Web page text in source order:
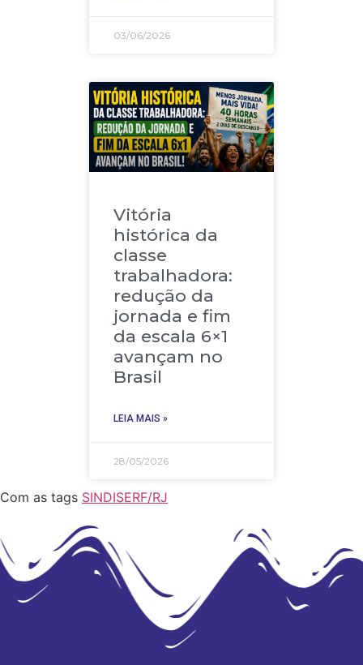
03/06/2026
Vitória
histórica da
classe
trabalhadora:
redução da
jornada e fim
da escala 6×1
avançam no
Brasil
LEIA MAIS »
28/05/2026
Com as tags SINDISERF/RJ